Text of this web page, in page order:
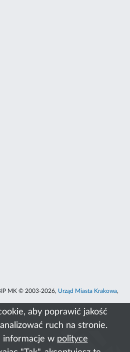
aby poprawić jakość
ruch na stronie.
informacje w polityce
MK © 2003-2026, Urząd Miasta Krakowa,